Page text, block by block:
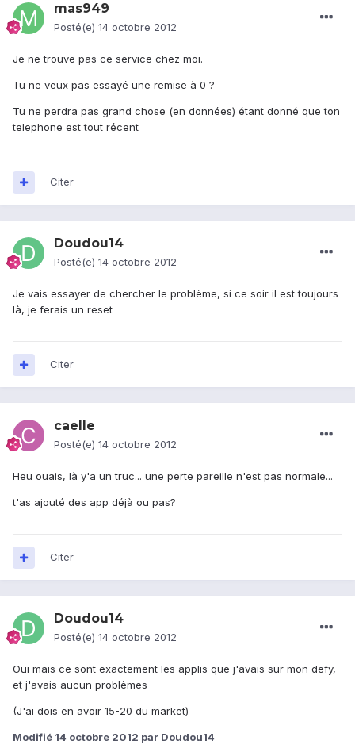
mas949
Posté(e) 14 octobre 2012
Je ne trouve pas ce service chez moi.
Tu ne veux pas essayé une remise à 0 ?
Tu ne perdra pas grand chose (en données) étant donné que ton
telephone est tout récent
Citer
Doudou14
Posté(e) 14 octobre 2012
Je vais essayer de chercher le problème, si ce soir il est toujours
là, je ferais un reset
Citer
caelle
Posté(e) 14 octobre 2012
Heu ouais, là y'a un truc... une perte pareille n'est pas normale...
t'as ajouté des app déjà ou pas?
Citer
Doudou14
Posté(e) 14 octobre 2012
Oui mais ce sont exactement les applis que j'avais sur mon defy,
et j'avais aucun problèmes
(J'ai dois en avoir 15-20 du market)
Modifié 14 octobre 2012 par Doudou14